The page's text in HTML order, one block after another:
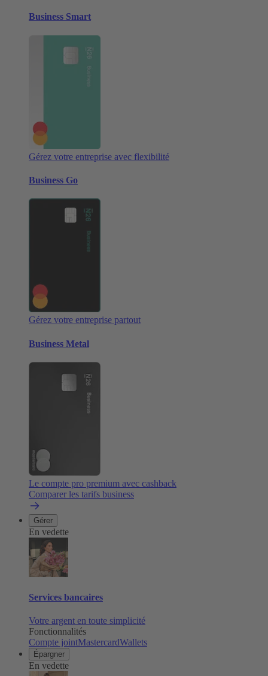
Business Smart
Gérez votre entreprise avec flexibilité
Business Go
Gérez votre entreprise partout
Business Metal
Le compte pro premium avec cashback
Comparer les tarifs business
Gérer
En vedette
Services bancaires
Votre argent en toute simplicité
Fonctionnalités
Compte jointMastercardWallets
Épargner
En vedette